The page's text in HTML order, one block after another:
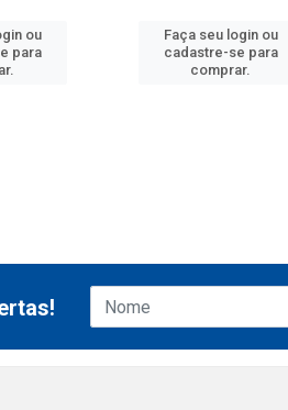
ou
para
Faça seu login ou
cadastre-se para
comprar.